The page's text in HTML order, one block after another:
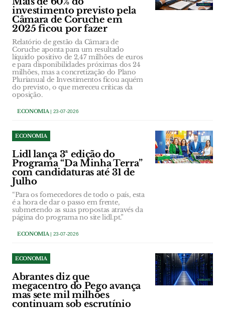
investimento previsto pela
Câmara de Coruche em
2025 ficou por fazer
Relatório de gestão da Câmara de
Coruche aponta para um resultado
líquido positivo de 2,47 milhões de euros
e para disponibilidades próximas dos 24
milhões, mas a concretização do Plano
Plurianual de Investimentos ficou aquém
do previsto, o que mereceu críticas da
oposição.
ECONOMIA | 23-07-2026
ECONOMIA
Lidl lança 3ª edição do
Programa “Da Minha Terra”
com candidaturas até 31 de
Julho
“Para os fornecedores de todo o país, esta
é a hora de dar o passo em frente,
submetendo as suas propostas através da
página do programa no site lidl.pt.”
ECONOMIA | 23-07-2026
ECONOMIA
Abrantes diz que
megacentro do Pego avança
mas sete mil milhões
continuam sob escrutínio